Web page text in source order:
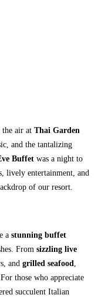
the air at Thai Garden
and the tantalizing
Buffet was a night to
lively entertainment, and
of our resort.
a stunning buffet
From sizzling live
and grilled seafood
those who appreciate
succulent Italian